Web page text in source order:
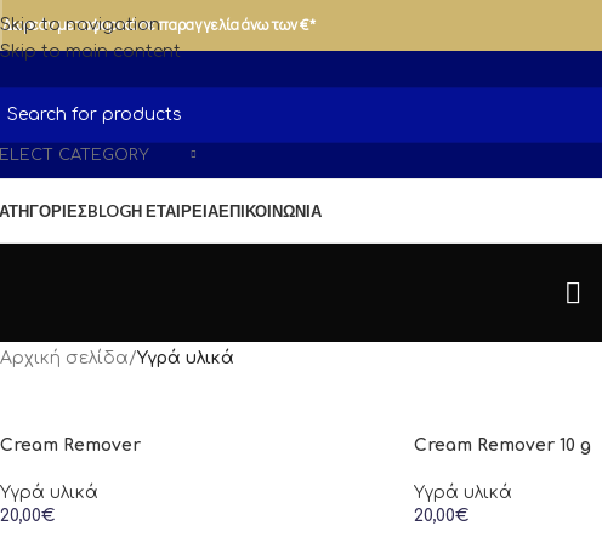
Skip to navigation
Skip to main content
Δωρεάν μεταφορικά σε παραγγελία άνω των €*
CATEGORY
BLOGΗ ΕΤΑΙΡΕΊΑΕΠΙΚΟΙΝΩΝΊΑ
Αρχική σελίδα/Υγρά υλικά
Cream Remover
Υγρά υλικά
20,00€
Cream Remover 10 g
Υγρά υλικά
20,00€